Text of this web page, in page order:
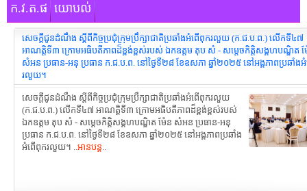
ក.វ.ត.ផ យោបល់
សេចក្តីជូនដំណឹង ស្ដីពីកិច្ចប្រជុំក្រុមប្រឹក្សាជាតិប្រឆាំងអំពើពុករលួយ (ក.ជ.ប.ព.) លើកទី៤៧
អាណត្តិទី៣ ក្រោមអធិបតីភាពដ៏ខ្ពង់ខ្ពស់របស់ ឯកឧត្តម តុប សំ - សម្តេចកិត្តិសង្គហបណ្ឌិត
សំអន ប្រធាន-អនុ ប្រធាន ក.ជ.ប.ព. នៅថ្ងៃទី២៨ ខែឧសភា ឆ្នាំ២០២៥ នៅអង្គភាពប្រឆាំង
រលួយ។
សេចក្តីជូនដំណឹង ស្ដីពីកិច្ចប្រជុំក្រុមប្រឹក្សាជាតិប្រឆាំងអំពើពុករលួយ
(ក.ជ.ប.ព.) លើកទី៤៧ អាណត្តិទី៣ ក្រោមអធិបតីភាពដ៏ខ្ពង់ខ្ពស់របស់
ឯកឧត្តម តុប សំ - សម្តេចកិត្តិសង្គហបណ្ឌិត ម៉ែន សំអន ប្រធាន-អនុ
ប្រធាន ក.ជ.ប.ព. នៅថ្ងៃទី២៨ ខែឧសភា ឆ្នាំ២០២៥ នៅអង្គភាពប្រឆាំង
អំពើពុករលួយ។ ..អានបន្ត..